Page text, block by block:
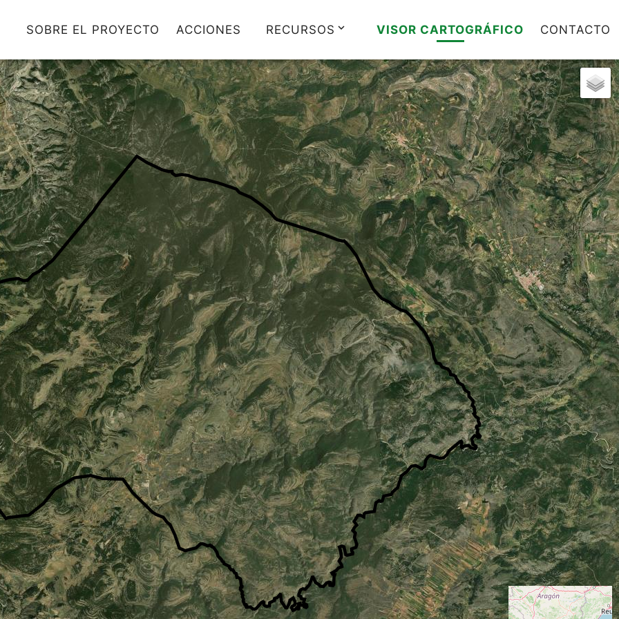
SOBRE EL PROYECTO ACCIONES RECURSOS keyboard_arrow_down VISOR CARTOGRÁFICO CONTACTO